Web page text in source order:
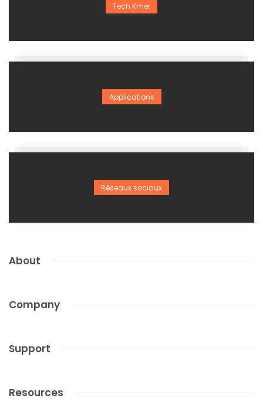
Tech Kmer
Applications
Réseaux sociaux
About
Company
Support
Resources